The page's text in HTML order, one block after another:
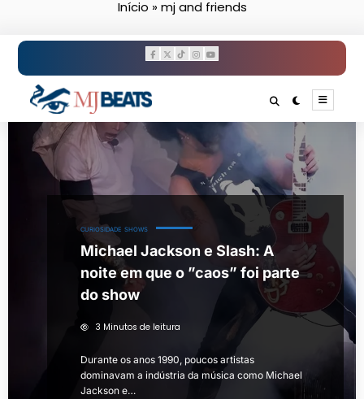
Início »mj and friends
CURIOSIDADE SHOWS
Michael Jackson e Slash: A
noite em que o ”caos” foi parte
do show
3 Minutos de leitura
Durante os anos 1990, poucos artistas
dominavam a indústria da música como Michael
Jackson e…